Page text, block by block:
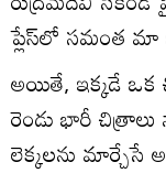
ప్లేస్‌లో సమంత మా
అయితే, ఇక్కడే ఒక
రెండు భారీ
లెక్కలను